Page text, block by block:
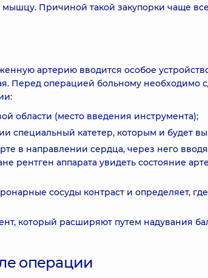
Причиной такой закупорки чаще
артерию вводится особое
Перед операцией больному необходимо
области (место введения инструмента);
специальный катетер, которым и будет
в направлении сердца, через него
рентген аппарата увидеть состояние
сосуды контраст и определяет,
который расширяют путем надувания
операции